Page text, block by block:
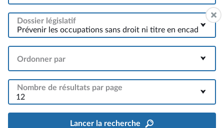
Dossier législatif
Ordonner par
Nombre de résultats par page
12
Lancer la recherche